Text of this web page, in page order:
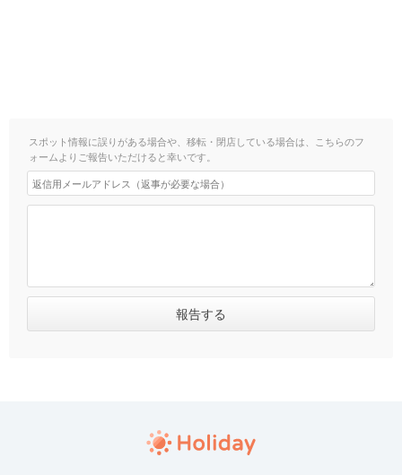
スポット情報に誤りがある場合や、移転・閉店している場合は、こちらのフ
ォームよりご報告いただけると幸いです。